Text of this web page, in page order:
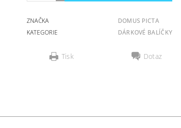
ZNAČKA
DOMUS PICTA
KATEGORIE
DÁRKOVÉ BALÍČKY
Tisk Dotaz